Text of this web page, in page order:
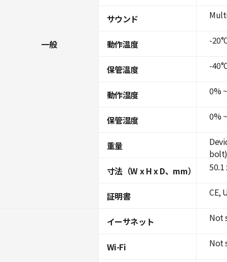
一般
サウンド
動作温度
保管温度
動作湿度
保管湿度
重量
寸法（W x H x D、mm）
証明書
イーサネット
Wi-Fi
-
-
0%
0%
bolt)
50.1
CE,
Not
Not